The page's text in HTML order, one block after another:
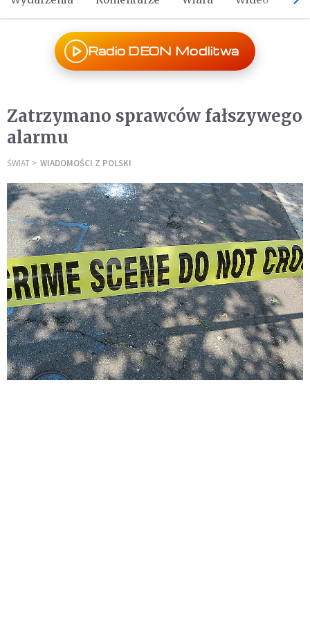
Radio DEON Modlitwa
Zatrzymano sprawców fałszywego
alarmu
ŚWIAT WIADOMOŚCI Z POLSKI